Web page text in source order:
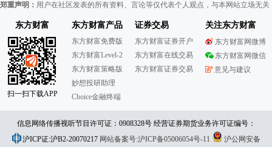
郑重声明： 用户在社区发表的所有资料、言论等仅代表个人观点，与本网站立场无
东方财富
扫一扫下载APP
东方财富产品
东方财富免费版
东方财富Level-2
东方财富策略版
妙想投研助理
Choice金融终端
证券交易
东方财富证券开户
东方财富在线交易
东方财富证券交易
关注东方财富
东方财富网微博
东方财富网微信
意见与建议
信息网络传播视听节目许可证：0908328号 经营证券期货业务许可证编号：
913101046312860336 违法和不良信息举报:021-61278686 举报邮箱：
沪ICP证:沪B2-20070217 网站备案号:沪ICP备05006054号-11
沪公网安备